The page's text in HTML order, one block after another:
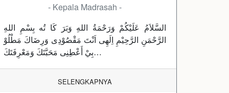
- Kepala Madrasah -
السَّلاَمُ عَلَيْكُمْ وَرَحْمَةُ اللهِ وَبَرَ كَا تُه بِسْمِ اللهِ
الرَّحْمَنِ الرَّحِيْمِ اِلَهِى اَنْتَ مَقْصُوْدِى وَرِضَاكَ مَطْلُوْ
بِيْ أَعْطِنِى مَحَبَّتَكَ وَمَعْرِفَتَكَ…
SELENGKAPNYA